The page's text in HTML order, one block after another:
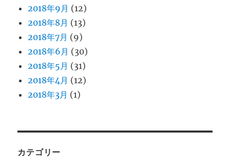
2018年9月 (12)
2018年8月 (13)
2018年7月 (9)
2018年6月 (30)
2018年5月 (31)
2018年4月 (12)
2018年3月 (1)
カテゴリー